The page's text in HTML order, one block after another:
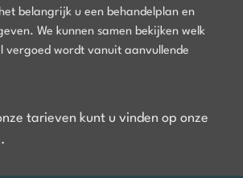
belangrijk u een behandelplan en
We kunnen samen bekijken welk
vergoed wordt vanuit aanvullende
tarieven kunt u vinden op onze
.